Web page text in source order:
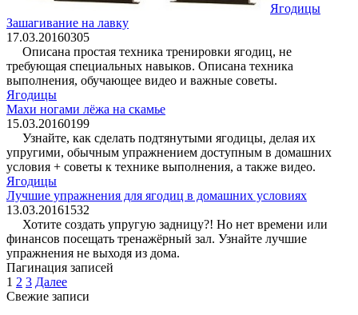
Ягодицы
Зашагивание на лавку
17.03.20160305
Описана простая техника тренировки ягодиц, не
требующая специальных навыков. Описана техника
выполнения, обучающее видео и важные советы.
Ягодицы
Махи ногами лёжа на скамье
15.03.20160199
Узнайте, как сделать подтянутыми ягодицы, делая их
упругими, обычным упражнением доступным в домашних
условия + советы к технике выполнения, а также видео.
Ягодицы
Лучшие упражнения для ягодиц в домашних условиях
13.03.20161 532
Хотите создать упругую задницу?! Но нет времени или
финансов посещать тренажёрный зал. Узнайте лучшие
упражнения не выходя из дома.
Пагинация записей
1 2 3 Далее
Свежие записи